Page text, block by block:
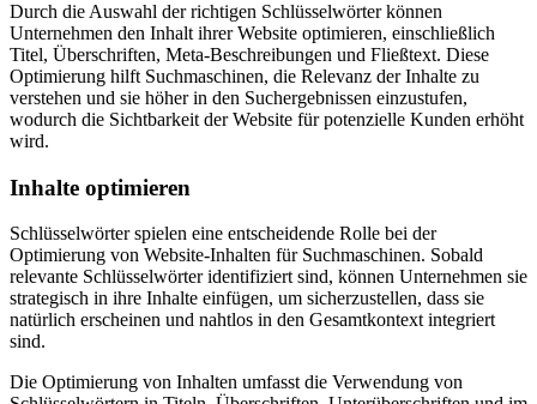
Durch die Auswahl der richtigen Schlüsselwörter können
Unternehmen den Inhalt ihrer Website optimieren, einschließlich
Titel, Überschriften, Meta-Beschreibungen und Fließtext. Diese
Optimierung hilft Suchmaschinen, die Relevanz der Inhalte zu
verstehen und sie höher in den Suchergebnissen einzustufen,
wodurch die Sichtbarkeit der Website für potenzielle Kunden erhöht
wird.
Inhalte optimieren
Schlüsselwörter spielen eine entscheidende Rolle bei der
Optimierung von Website-Inhalten für Suchmaschinen. Sobald
relevante Schlüsselwörter identifiziert sind, können Unternehmen sie
strategisch in ihre Inhalte einfügen, um sicherzustellen, dass sie
natürlich erscheinen und nahtlos in den Gesamtkontext integriert
sind.
Die Optimierung von Inhalten umfasst die Verwendung von